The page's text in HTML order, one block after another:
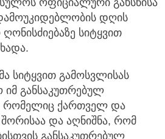
ოფიციალური გახსნისა
დღის
ღონისძიებაზე სიტყვით
სიტყვით გამოსვლისას
განსაკუთრებულ
რომელიც ქართველ და
და აღნიშნა, რომ
განსაკუთრებულ